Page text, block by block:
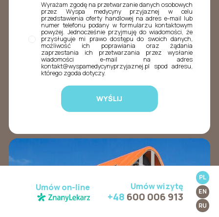
Umów on-line Umów wizytę
+48 600 006 913
PL
EN
RU
Wyrażam zgodę na przetwarzanie danych osobowych
przez Wyspa medycyny przyjaznej w celu
przedstawienia oferty handlowej na adres e-mail lub
numer telefonu podany w formularzu kontaktowym
powyżej. Jednocześnie przyjmuję do wiadomości, że
przysługuje mi prawo dostępu do swoich danych,
możliwość ich poprawiania oraz żądania
zaprzestania ich przetwarzania przez wysłanie
wiadomości e-mail na adres
kontakt@wyspamedycynyprzyjaznej.pl spod adresu,
którego zgoda dotyczy.